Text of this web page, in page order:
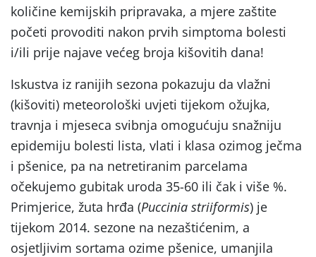
količine kemijskih pripravaka, a mjere zaštite
početi provoditi nakon prvih simptoma bolesti
i/ili prije najave većeg broja kišovitih dana!
Iskustva iz ranijih sezona pokazuju da vlažni
(kišoviti) meteorološki uvjeti tijekom ožujka,
travnja i mjeseca svibnja omogućuju snažniju
epidemiju bolesti lista, vlati i klasa ozimog ječma
i pšenice, pa na netretiranim parcelama
očekujemo gubitak uroda 35-60 ili čak i više %.
Primjerice, žuta hrđa (Puccinia striiformis) je
tijekom 2014. sezone na nezaštićenim, a
osjetljivim sortama ozime pšenice, umanjila